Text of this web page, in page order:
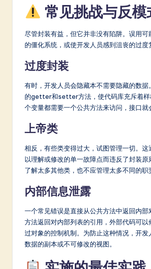
常见挑战与反模
尽管封装有益，但它并非没有陷阱。误用可
的僵化系统，或使开发人员感到沮丧的过度
过度封装
有时，开发人员会隐藏本不需要隐藏的数据
的getter和setter方法，使代码库充斥着样
个变量都需要一个公共方法来访问，接口就
上帝类
相反，有些类变得过大，试图管理一切。这
以理解或修改的单一故障点而违反了封装原
了解太多其他类，也不应管理太多不同的职
内部信息泄露
一个常见错误是直接从公共方法中返回内部
方法返回对内部列表的引用，外部代码可以
过对象的控制机制。为防止这种情况，开发
数据的副本或不可修改的视图。